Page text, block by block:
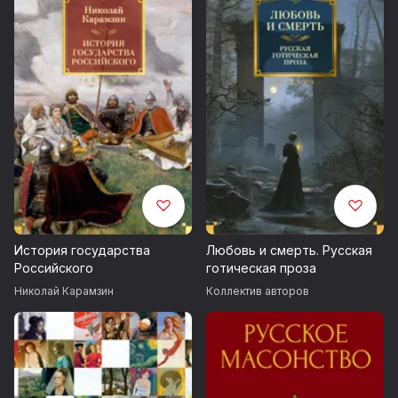
История государства
Российского
Николай Карамзин
Любовь и смерть. Русская
готическая проза
Коллектив авторов